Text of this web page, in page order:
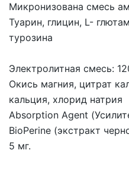
Микронизована смесь
Туарин, глицин, L-
турозина
Электролитная смесь:
Окись магния, цитрат
кальция, хлорид натрия
Absorption Agent
BioPerine (экстракт
5 мг.